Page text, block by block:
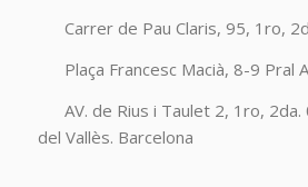
Carrer de Pau Claris, 95, 1ro,
Plaça Francesc Macià, 8-9 Pral
AV. de Rius i Taulet 2, 1ro,
del Vallès. Barcelona